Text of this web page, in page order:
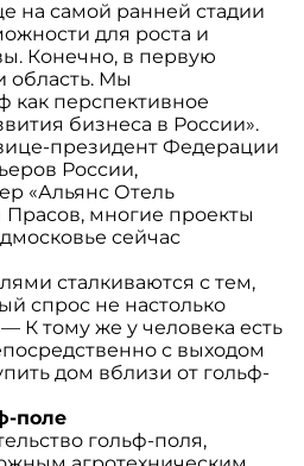
на самой ранней стадии
для роста и
Конечно, в первую
область. Мы
как перспективное
бизнеса в России».
президент Федерации
России,
«Альянс Отель
многие проекты
сейчас
сталкиваются с тем,
спрос не настолько
К тому же у человека есть
с выходом
дом вблизи от гольф-
поле
гольф-поля,